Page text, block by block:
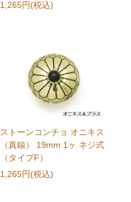
1,265円(税込)
ストーンコンチョ オニキス
（真鍮） 19mm 1ヶ ネジ式
（タイプF）
1,265円(税込)